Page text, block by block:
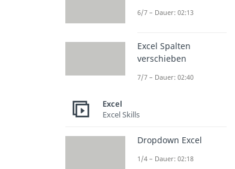
6/7 – Dauer: 02:13
Excel Spalten
verschieben
7/7 – Dauer: 02:40
Excel
Excel Skills
Dropdown Excel
1/4 – Dauer: 02:18